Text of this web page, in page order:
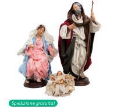
Spedizione gratuita!